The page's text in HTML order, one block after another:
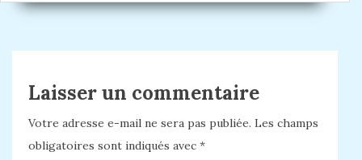
Laisser un commentaire
Votre adresse e-mail ne sera pas publiée. Les champs
obligatoires sont indiqués avec *